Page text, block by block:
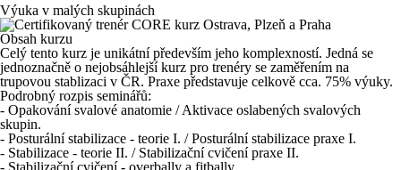
Výuka v malých skupinách
Obsah kurzu
Celý tento kurz je unikátní především jeho komplexností. Jedná se
jednoznačně o nejobsáhlejší kurz pro trenéry se zaměřením na
trupovou stablizaci v ČR. Praxe představuje celkově cca. 75% výuky.
Podrobný rozpis seminářů:
- Opakování svalové anatomie / Aktivace oslabených svalových
skupin.
- Posturální stabilizace - teorie I. / Posturální stabilizace praxe I.
- Stabilizace - teorie II. / Stabilizační cvičení praxe II.
- Stabilizační cvičení - overbally a fitbally.